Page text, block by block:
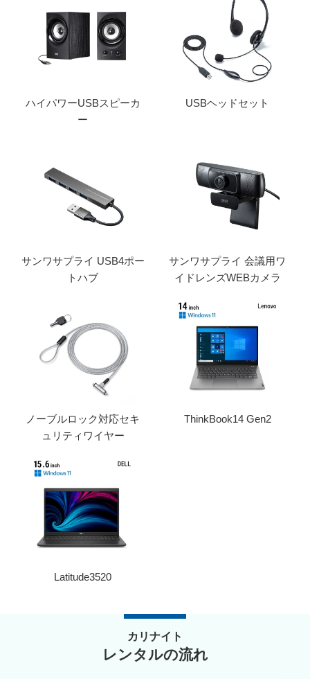
ハイパワーUSBスピーカ
ー
USBヘッドセット
サンワサプライ USB4ポー
トハブ
サンワサプライ 会議用ワ
イドレンズWEBカメラ
ノーブルロック対応セキ
ュリティワイヤー
ThinkBook14 Gen2
Latitude3520
カリナイト
レンタルの流れ